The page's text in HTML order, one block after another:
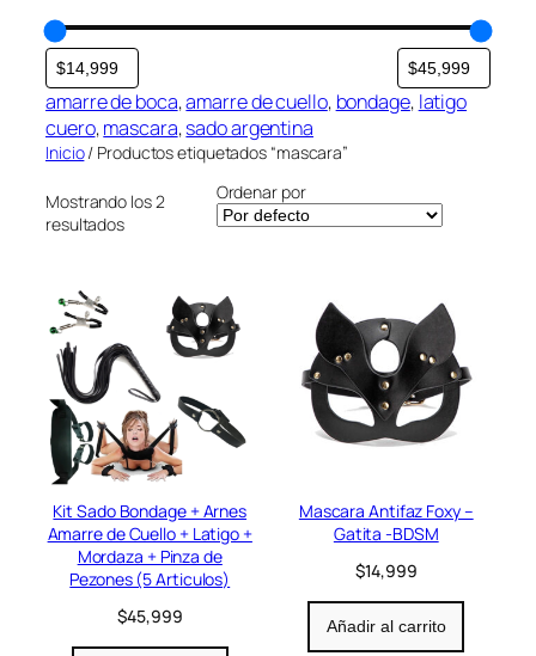
amarre de boca, amarre de cuello, bondage, latigo
cuero, mascara, sado argentina
Inicio/ Productos etiquetados “mascara”
Mostrando los 2
resultados
Ordenar por
Kit Sado Bondage + Arnes
Amarre de Cuello + Latigo +
Mordaza + Pinza de
Pezones (5 Articulos)
$45,999
Mascara Antifaz Foxy –
Gatita -BDSM
$14,999
Añadir al carrito